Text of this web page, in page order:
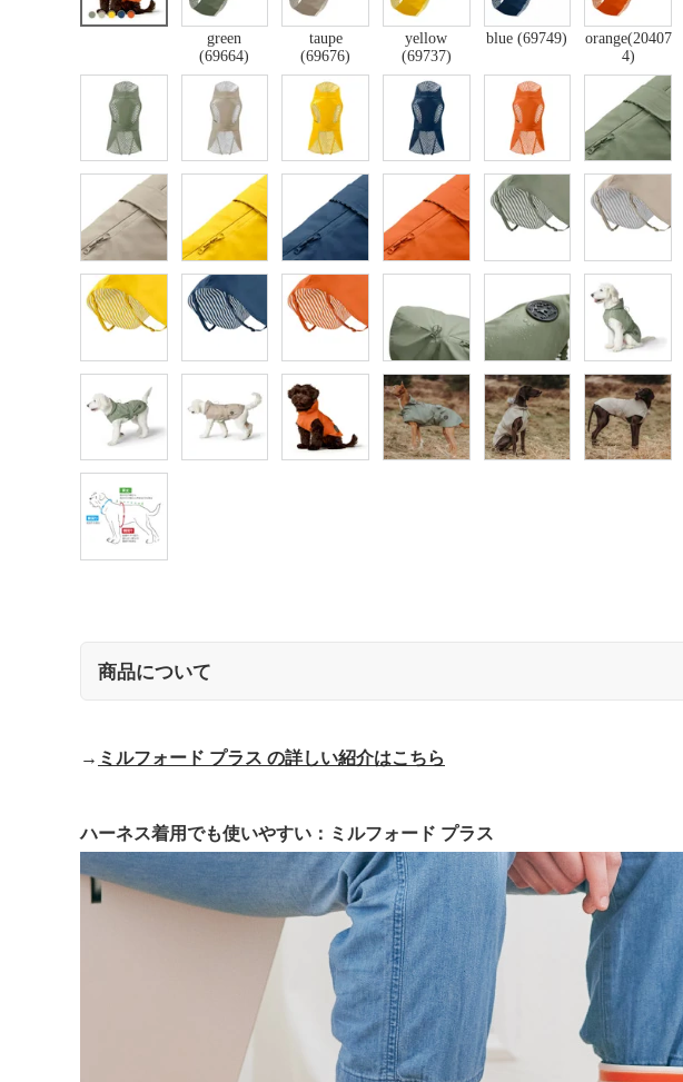
green
(69664)
taupe
(69676)
yellow
(69737)
blue (69749)
orange(20407
4)
商品について
→ ミルフォード プラス の詳しい紹介はこちら
ハーネス着用でも使いやすい：ミルフォード プラス